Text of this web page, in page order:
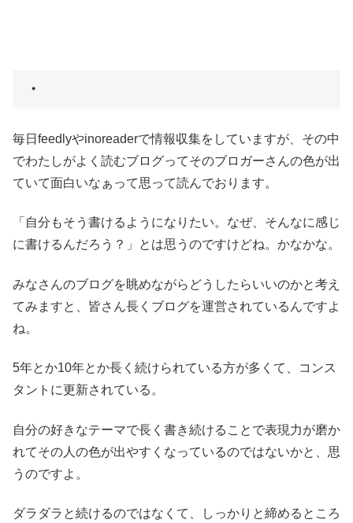
・
毎日feedlyやinoreaderで情報収集をしていますが、その中
でわたしがよく読むブログってそのブロガーさんの色が出
ていて面白いなぁって思って読んでおります。
「自分もそう書けるようになりたい。なぜ、そんなに感じ
に書けるんだろう？」とは思うのですけどね。かなかな。
みなさんのブログを眺めながらどうしたらいいのかと考え
てみますと、皆さん長くブログを運営されているんですよ
ね。
5年とか10年とか長く続けられている方が多くて、コンス
タントに更新されている。
自分の好きなテーマで長く書き続けることで表現力が磨か
れてその人の色が出やすくなっているのではないかと、思
うのですよ。
ダラダラと続けるのではなくて、しっかりと締めるところ